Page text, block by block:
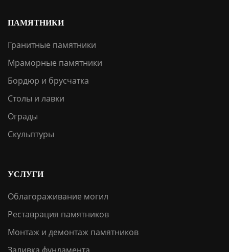
ПАМЯТНИКИ
Гранитные памятники
Мраморные памятники
Бордюр и брусчатка
Столы и лавки
Ограды
Скульптуры
УСЛУГИ
Облагораживание могил
Реставрация памятников
Монтаж и демонтаж памятников